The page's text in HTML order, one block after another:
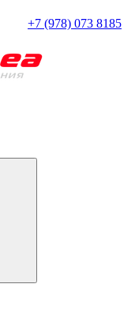
+7 (978) 073 8185